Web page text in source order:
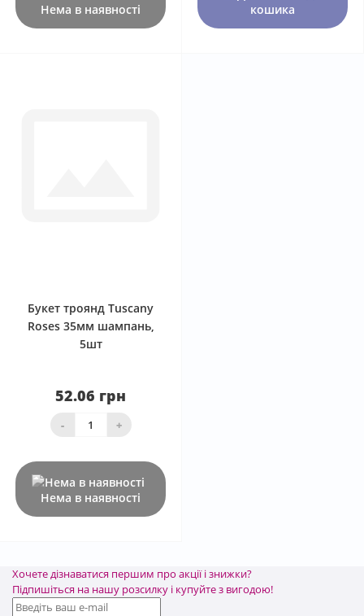
Нема в наявності
кошика
Букет троянд Tuscany
Roses 35мм шампань,
5шт
52.06 грн
- +
Нема в наявності
Хочете дізнаватися першим про акції і знижки?
Підпишіться на нашу розсилку і купуйте з вигодою!